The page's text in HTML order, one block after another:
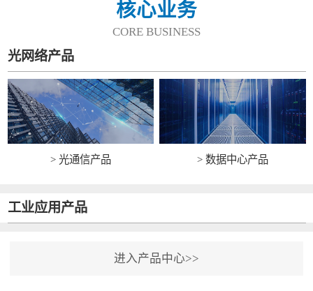
核心业务
CORE BUSINESS
光网络产品
> 光通信产品 > 数据中心产品
工业应用产品
进入产品中心>>